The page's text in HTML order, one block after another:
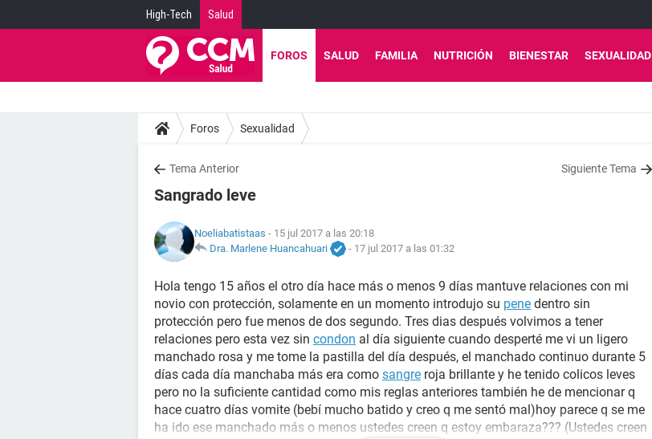
High-Tech Salud
FOROS SALUD FAMILIA NUTRICIÓN BIENESTAR SEXUALIDAD
Foros Sexualidad
Tema Anterior Siguiente Tema
Sangrado leve
Noeliabatistaas - 15 jul 2017 a las 20:18
Dra. Marlene Huancahuari
- 17 jul 2017 a las 01:32
Hola tengo 15 años el otro día hace más o menos 9 días mantuve relaciones con mi
novio con protección, solamente en un momento introdujo su pene dentro sin
protección pero fue menos de dos segundo. Tres dias después volvimos a tener
relaciones pero esta vez sin condon al día siguiente cuando desperté me vi un ligero
manchado rosa y me tome la pastilla del día después, el manchado continuo durante 5
días cada día manchaba más era como sangre roja brillante y he tenido colicos leves
pero no la suficiente cantidad como mis reglas anteriores también he de mencionar q
hace cuatro días vomite (bebí mucho batido y creo q me sentó mal)hoy parece q se me
ha ido ese manchado más o menos ustedes creen q estoy embaraza??? (Ustedes creen